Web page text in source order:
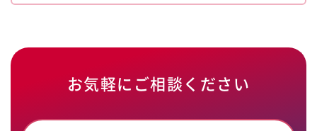
お気軽にご相談ください